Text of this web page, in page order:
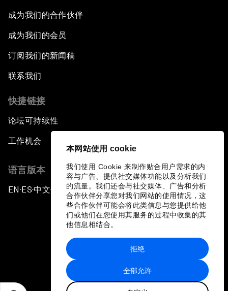
本网站使用 cookie
我们使用 Cookie 来制作贴合用户需求的内
容与广告、提供社交媒体功能以及分析我们
的流量。我们还会与社交媒体、广告和分析
合作伙伴分享您对我们网站的使用情况，这
些合作伙伴可能会将此类信息与您提供给他
们或他们在您使用其服务的过程中收集的其
他信息相结合。
全部允许
拒绝
成为我们的合作伙伴
成为我们的会员
订阅我们的新闻稿
联系我们
快捷链接
论坛可持续性
工作机会
语言版本
EN ▪ES▪中文▪ 日本語
站点地图